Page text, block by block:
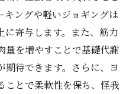
キングや軽いジョギングは
に寄与します。また、筋力
量を増やすことで基礎代謝
期待できます。さらに、ヨ
ことで柔軟性を保ち、怪我